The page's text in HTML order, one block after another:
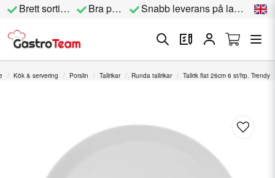
Brett sortiment Bra priser Snabb leverans på lagervara
Kök & servering Porslin Tallrikar Runda tallrikar Tallrik flat 26cm 6 st/frp. Trendy